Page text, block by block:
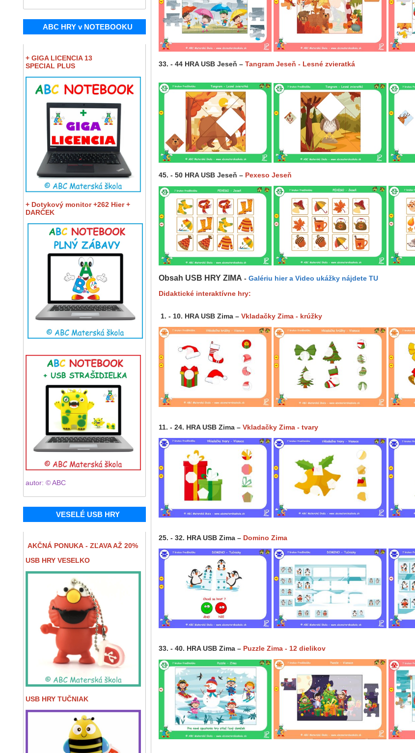
ABC HRY v NOTEBOOKU
+ GIGA LICENCIA 13
SPECIAL PLUS
+ Dotykový monitor +262 Hier +
DARČEK
autor: © ABC
VESELÉ USB HRY
AKČNÁ PONUKA - ZĽAVA AŽ 20%
USB HRY VESELKO
USB HRY TUČNIAK
33. - 44 HRA USB Jeseň – Tangram Jeseň - Lesné zvieratká
45. - 50 HRA USB Jeseň – Pexeso Jeseň
Obsah USB HRY ZIMA - Galériu hier a Video ukážky nájdete TU
Didaktické interaktívne hry:
1. - 10. HRA USB Zima – Vkladačky Zima - krúžky
11. - 24. HRA USB Zima – Vkladačky Zima - tvary
25. - 32. HRA USB Zima – Domino Zima
33. - 40. HRA USB Zima – Puzzle Zima - 12 dielikov